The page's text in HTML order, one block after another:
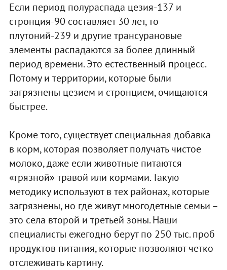
Если период полураспада цезия-137 и
стронция-90 составляет 30 лет, то
плутоний-239 и другие трансурановые
элементы распадаются за более длинный
период времени. Это естественный процесс.
Потому и территории, которые были
загрязнены цезием и стронцием, очищаются
быстрее.
Кроме того, существует специальная добавка
в корм, которая позволяет получать чистое
молоко, даже если животные питаются
«грязной» травой или кормами. Такую
методику используют в тех районах, которые
загрязнены, но где живут многодетные семьи –
это села второй и третьей зоны. Наши
специалисты ежегодно берут по 250 тыс. проб
продуктов питания, которые позволяют четко
отслеживать картину.